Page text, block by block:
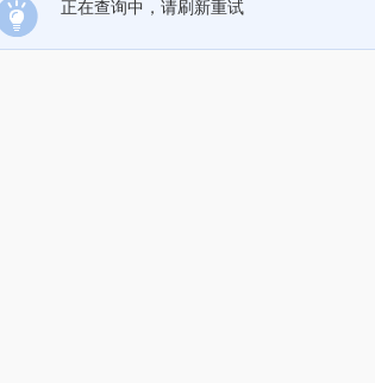
正在查询中，请刷新重试